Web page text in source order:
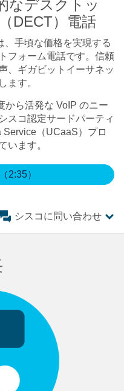
なデスクトッ
DECT）電話
手頃な価格を実現する
フォーム電話です。信頼
、ギガビットイーサネッ
ます。
から活発な VoIP のニー
スコ認定サードパーティ
（UCaaS）プロ
います。
2:35）
サポート 関連資料
シスコに問い合わせ